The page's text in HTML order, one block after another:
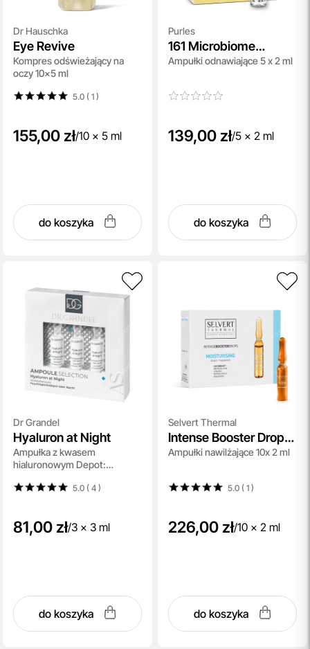
Dr Hauschka
Eye Revive
Kompres odświeżający na
oczy 10x5 ml
5.0 ( 1)
155,00 zł/10 x 5 ml
do koszyka
Purles
161 Microbiome
Renewal Shot
Ampułki odnawiające 5 x 2 ml
139,00 zł/5 x 2 ml
do koszyka
Dr Grandel
Hyaluron at Night
Ampułka z kwasem
hialuronowym Depot:
nawilżenie 3x3 ml
5.0 ( 4)
81,00 zł/3 x 3 ml
do koszyka
Selvert Thermal
Intense Booster Drops
Moisturising
Ampułki nawilżające 10x 2 ml
5.0 ( 1)
226,00 zł/10 x 2 ml
do koszyka